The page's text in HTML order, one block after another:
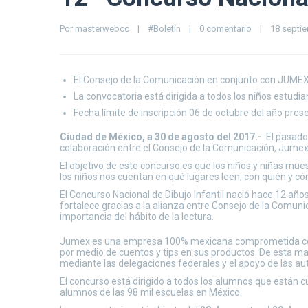
Por masterwebcc | #Boletín | 0 comentario | 18
El Consejo de la Comunicación en conjunto con
La convocatoria está dirigida a todos los niños
Fecha límite de inscripción 06 de octubre del año
Ciudad de México, a 30 de agosto del 2017.- El
colaboración entre el Consejo de la Comunicación,
El objetivo de este concurso es que los niños y niñas
los niños nos cuentan en qué lugares leen, con quién y
El Concurso Nacional de Dibujo Infantil nació hace 12
fortalece gracias a la alianza entre Consejo de la
importancia del hábito de la lectura.
Jumex es una empresa 100% mexicana comprometida
por medio de cuentos y tips en sus productos. De esta
mediante las delegaciones federales y el apoyo de las
El concurso está dirigido a todos los alumnos que están
alumnos de las 98 mil escuelas en México.